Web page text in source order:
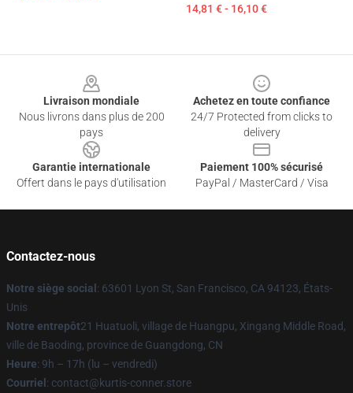
14,81 € - 16,10 €
Livraison mondiale
Nous livrons dans plus de 200
pays
Achetez en toute confiance
24/7 Protected from clicks to
delivery
Garantie internationale
Offert dans le pays d'utilisation
Paiement 100% sécurisé
PayPal / MasterCard / Visa
Contactez-nous
Notre siège social : 63601 Lyon St, San Francisco, CA 94123, États-
Unis
Notre entrepôt21 Huatuoli, village de Huangpu, Xingang Middle Road,
ville de Baoding, province de Guangdong, CN
Heure: 9h – 17h (lu – vendredi)
Courriel : contact@kurtis-conner.store